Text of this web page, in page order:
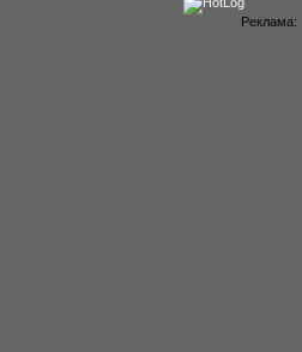
Реклама: